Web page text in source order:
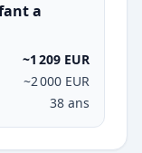
a
~1 209 EUR
~2 000 EUR
38 ans